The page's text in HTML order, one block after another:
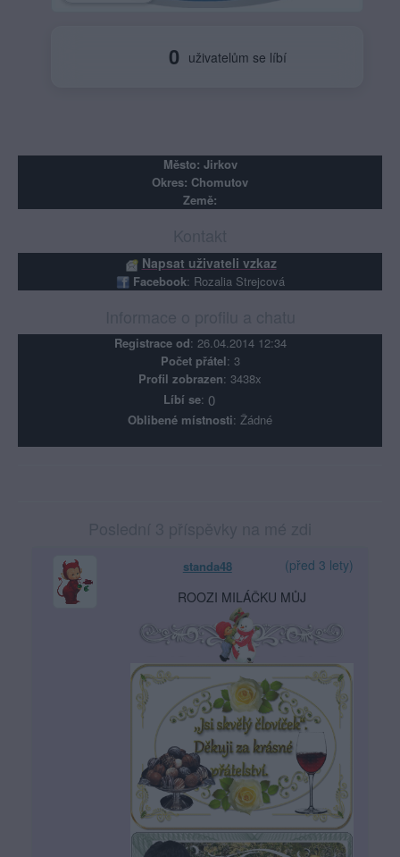
0 uživatelům se líbí
Město: Jirkov
Okres: Chomutov
Země:
Napsat uživateli vzkaz
Facebook: Rozalia Strejcová
Registrace od: 26.04.2014 12:34
Počet přátel: 3
Profil zobrazen: 3438x
Líbí se: 0
Oblibené místnosti: Žádné
standa48
(před 3 lety)
ROOZI MILÁČKU MŮJ